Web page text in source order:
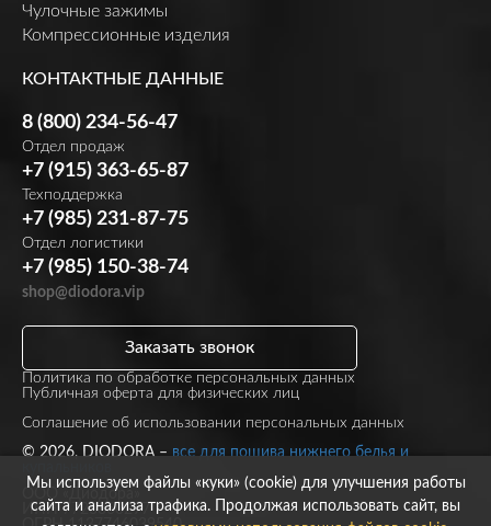
Чулочные зажимы
Компрессионные изделия
КОНТАКТНЫЕ ДАННЫЕ
8 (800) 234-56-47
Отдел продаж
+7 (915) 363-65-87
Техподдержка
+7 (985) 231-87-75
Отдел логистики
+7 (985) 150-38-74
shop@diodora.vip
Политика по обработке персональных данных
Публичная оферта для физических лиц
Заказать звонок
Соглашение об использовании персональных данных
© 2026, DIODORA –все для пошива нижнего белья и
ООО «Диодора»
ИНН 7723860297
Мы используем файлы «куки» (cookie) для улучшения работы
сайта и анализа трафика. Продолжая использовать сайт, вы